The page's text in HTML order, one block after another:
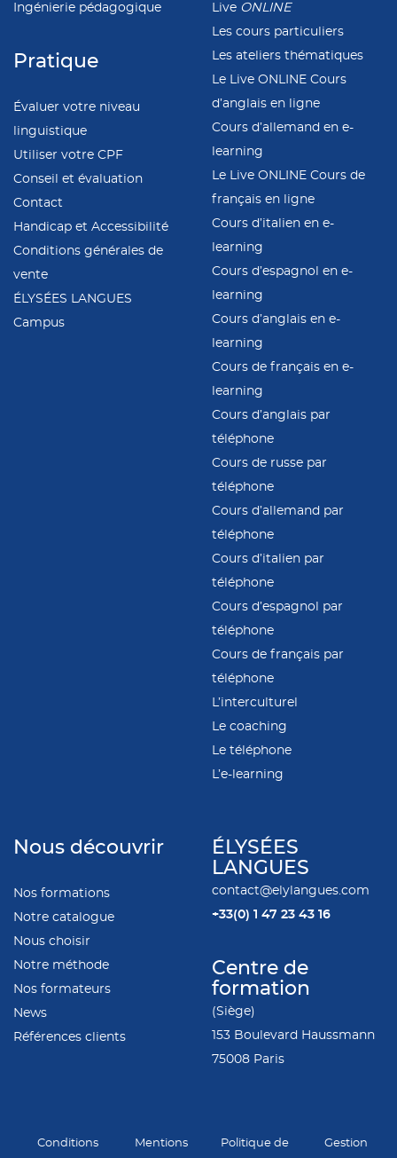
Ingénierie pédagogique
Pratique
Évaluer votre niveau
linguistique
Utiliser votre CPF
Conseil et évaluation
Contact
Handicap et Accessibilité
Conditions générales de
vente
ÉLYSÉES LANGUES
Campus
Live ONLINE
Les cours particuliers
Les ateliers thématiques
Le Live ONLINE Cours
d’anglais en ligne
Cours d’allemand en e-
learning
Le Live ONLINE Cours de
français en ligne
Cours d’italien en e-
learning
Cours d’espagnol en e-
learning
Cours d’anglais en e-
learning
Cours de français en e-
learning
Cours d’anglais par
téléphone
Cours de russe par
téléphone
Cours d’allemand par
téléphone
Cours d’italien par
téléphone
Cours d’espagnol par
téléphone
Cours de français par
téléphone
L’interculturel
Le coaching
Le téléphone
L’e-learning
Nous découvrir
Nos formations
Notre catalogue
Nous choisir
Notre méthode
Nos formateurs
News
Références clients
ÉLYSÉES
LANGUES
contact@elylangues.com
+33(0) 1 47 23 43 16
Centre de
formation
(Siège)
153 Boulevard Haussmann
75008 Paris
Conditions
Mentions
Politique de
Gestion